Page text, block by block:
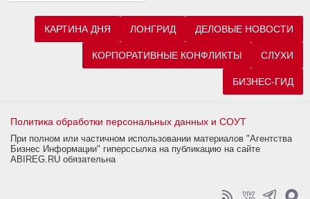
КАРТИНА ДНЯ ЛОНГРИД ДЕЛОВЫЕ НОВОСТИ
КОРПОРАТИВНЫЕ КОНФЛИКТЫ СЛУХИ
БИЗНЕС-ГИД
Политика обработки персональных данных и СОУТ
При полном или частичном использовании материалов "Агентства
Бизнес Информации" гиперссылка на публикацию на сайте
ABIREG.RU обязательна